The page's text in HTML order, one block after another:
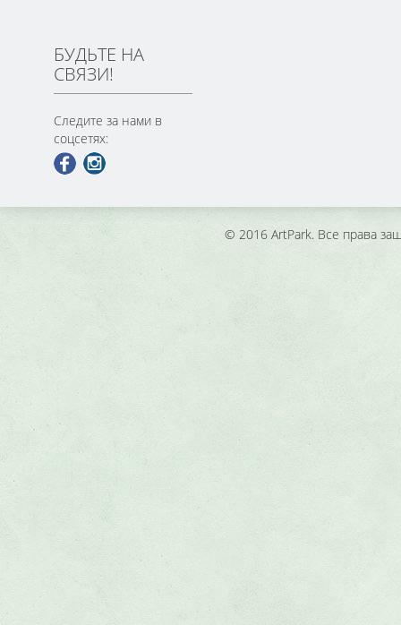
БУДЬТЕ НА
СВЯЗИ!
Следите за нами в
соцсетях:
© 2016 ArtPark. Все права